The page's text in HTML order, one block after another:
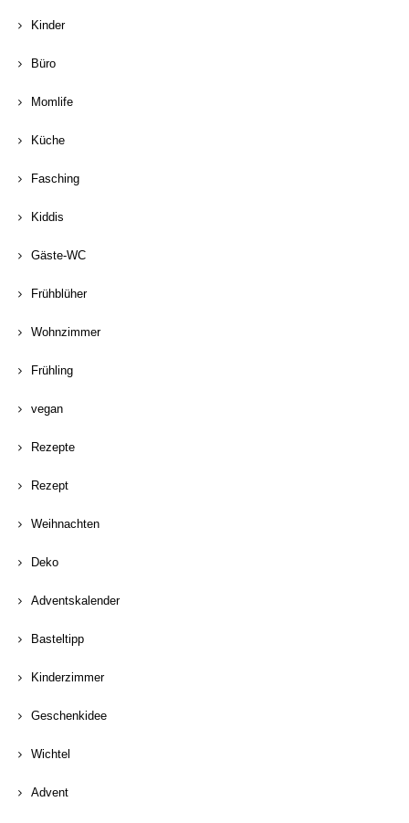
Kinder
Büro
Momlife
Küche
Fasching
Kiddis
Gäste-WC
Frühblüher
Wohnzimmer
Frühling
vegan
Rezepte
Rezept
Weihnachten
Deko
Adventskalender
Basteltipp
Kinderzimmer
Geschenkidee
Wichtel
Advent